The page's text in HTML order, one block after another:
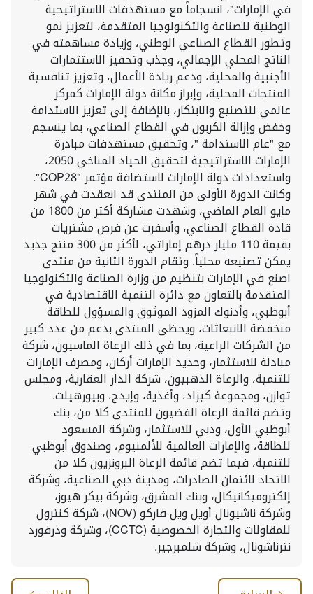
في الإمارات"، انسجاماً مع مستهدفات الاستراتيجية
الوطنية للصناعة والتكنولوجيا المتقدمة، لتعزيز نمو
وتطور القطاع الصناعي الوطني، وزيادة مساهمته في
الناتج المحلي الإجمالي، وجذب وتحفيز الاستثمارات
الأجنبية والمحلية، ودعم ريادة الأعمال، وتعزيز تنافسية
المنتجات المحلية، وإبراز مكانة دولة الإمارات كمركز
عالمي للتصنيع والابتكار، بالإضافة إلى تعزيز الاستدامة
وخفض وإزالة الكربون في القطاع الصناعي، بما ينسجم
مع "عام الاستدامة "، وتحقيق مستهدفات مبادرة
الإمارات الاستراتيجية لتحقيق الحياد المناخي 2050،
واستعدادات دولة الإمارات لاستضافة مؤتمر "COP28".
وكانت الدورة الأولى من المنتدى قد انعقدت في شهر
مايو العام الماضي، وشهدت مشاركة أكثر من 1800 من
قادة القطاع الصناعي، وأسفرت عن فرص مشتريات
بقيمة 110 مليار درهم إماراتي، لأكثر من 300 منتج جديد
يمكن تصنيعه محلياً. وتقام الدورة الثانية من منتدى
اصنع في الإمارات بتنظيم من وزارة الصناعة والتكنولوجيا
المتقدمة بالتعاون مع دائرة التنمية الاقتصادية في
أبوظبي، وأدنوك المزود الموثوق والمسؤول للطاقة
منخفضة الانبعاثات، ويحظى المنتدى بدعم من عدد كبير
من الشركات الراعية، بما في ذلك الرعاة الماسيون، شركة
مبادلة للاستثمار، وحديد الإمارات أركان، ومصرف الإمارات
للتنمية، والرعاة الذهبيون، شركة الدار العقارية، ومجلس
توازن، ومجموعة كيزاد، وأغذية، وإيدج، وبيورهيلث.
وتضم قائمة الرعاة الفضيون للمنتدى كلا من، بنك
أبوظبي الأول، ودبي للاستثمار، وشركة المسعود
للطاقة، والإمارات العالمية للألمنيوم، وصندوق أبوظبي
للتنمية، فيما تضم قائمة الرعاة البرونزيون كلا من
الاتحاد لائتمان الصادرات، ومدينة دبي الصناعية، وشركة
إلكتروميكانيكال، وبنك المشرق، وشركة بيكر هيوز،
وشركة ناشيونال أويل ويل فاركو (NOV)، شركة كنترول
للمقاولات والتجارة الخصوصية (CCTC)، وشركة وذرفورد
نترناشونال، وشركة شلمبرجير.